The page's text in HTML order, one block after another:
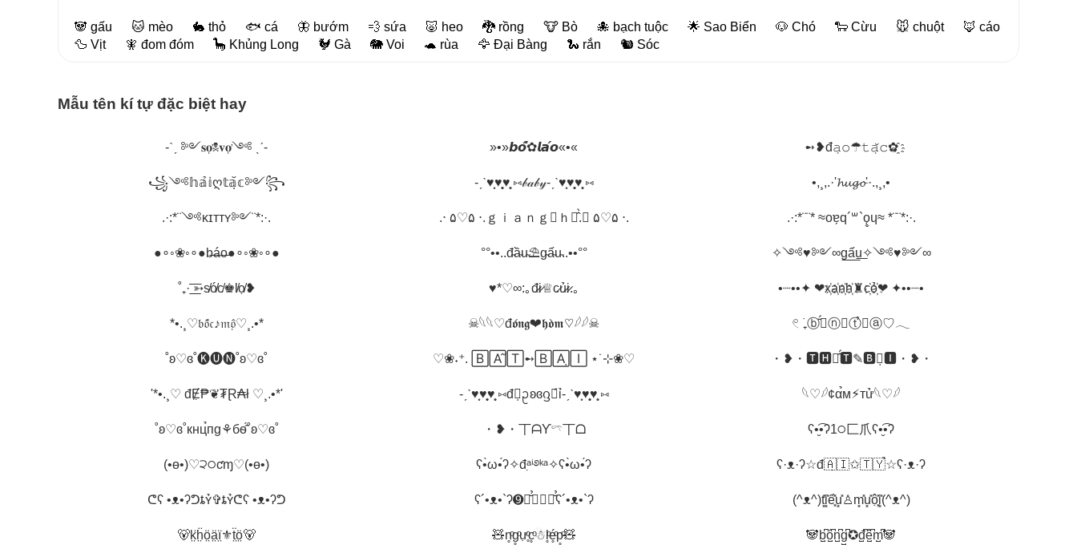
🐼 gấu 🐱 mèo 🐇 thỏ 🐟 cá 🦋 bướm 💨 sứa 🐷 heo 🐉 rồng 🐮 Bò 🐙 bạch tuộc 🌟 Sao Biển 🐶 Chó 🐑 Cừu 🐭 chuột
🦊 cáo
🦆 Vịt
🧚 đom đóm 🦕 Khủng Long 🐓 Gà 🐘 Voi 🐢 rùa 🦅 Đại Bàng 🐍 rắn 🐿️ Sóc
Mẫu tên kí tự đặc biệt hay
-ˋˏ ༻𝐬𝐨̛̣☠𝐯𝐨̛̣༺ ˎˊ- »•»𝙗𝙤̂́✿𝙡𝙖́𝙤«•« ➻❥đ𝚊̣𝚘☂𝚝𝚊̣̆𝚌✿҈
꧁༺𝕙𝕒̉𝕚ღ𝕥𝕒̣̆𝕔༻꧂ -ˏˋ♥̩͙♥̩̩̥͙♥̩̥̩ ⑅𝒷𝒶𝒷𝓎-ˏˋ♥̩͙♥̩̩̥͙♥̩̥̩ ⑅ •,¸,.·'𝓱𝓾𝓰𝓸'·.,¸,•
.·:*¨༺ᴋɪᴛᴛʏ༻¨*:·. .⋅ ۵♡۵ ⋅.ｇｉａｎｇ☘ｈｏ̂̀.⋅ ۵♡۵ ⋅. .·:*¨¨* ≈oɐ̗q´꒳`ǫ̬ɥ≈ *¨¨*:·.
●∘◦❀◦∘●b̶á̶o̶●∘◦❀◦∘● °°••..đ̴ầ̴u̴⛱g̴ấ̴u̴..••°° ✧༺♥༻∞g͟ấ͟u͟✧༺♥༻∞
˚₊· ͟͟͞͞➳s̸ó̸c̸♚l̸ọ̸❥ ♥*♡∞:｡đ̷i̷♕c̷ủ̷i̷.｡ •┈••✦ ❤x҉a҉n҉h҉♜c҉ỏ҉❤ ✦••┈•
*•.¸♡𝔟𝔬̂́𝔠♪𝔪𝔬̣̂♡¸.•* ☠︎𓆩𓆩♡đ𝖔́𝖓𝖌❤𝖍𝖔̀𝖒♡𓆪𓆪☠︎ 𓏲 ࣪₊ⓑⓐ̆́ⓝ✼ⓣⓘ̉ⓐ♡𓂃
˚ʚ♡ɞ˚🅚🅤🅝˚ʚ♡ɞ˚ ♡❀˖⁺. 🄱🄰̂́🅃➻🄱🄰̣🄸 ⋆˙⊹❀♡ ・❥・🆃🅷🅰̂́🆃✎🅱🅰̣🅸・❥・
'*•.¸♡ đɆ̣₱❦₮Ɽ₳ł ♡¸.•*' -ˏˋ♥̩͙♥̩̩̥͙♥̩̥̩ ⑅đꫀ̣ᩏʚɞᦋꪖ́ỉ-ˏˋ♥̩͙♥̩̩̥͙♥̩̥̩ ⑅ 𓆩♡𓆪¢α̉м⚡︎тử𓆩♡𓆪
˚ʚ♡ɞ˚кнц̉пg⚘бѳ̂́˚ʚ♡ɞ˚ ・❥・丅ᗩƳ𓍼丅ᗝ ʕ•̮͡•ʔ1੦匚爪ʕ•̮͡•ʔ
(•ө•)♡੨੦ƈɱ♡(•ө•) ʕ•̀ω•́ʔ✧đᵃ̣ⁱ࿔ᵏᵃ✧ʕ•̀ω•́ʔ ʕ·ᴥ·ʔ☆đ🇦‌̣🇮‌✩🇹‌🇾‌̉☆ʕ·ᴥ·ʔ
ᕦʕ •ᴥ•ʔᕤȶʏ̉✞ȶʏ̉ᕦʕ •ᴥ•ʔᕤ ʕ´•ᴥ•`ʔ➒ꍏ̆̉☭➒ꍏ̆̉ʕ´•ᴥ•`ʔ (^ᴥ^)t͓̽i͓̽ể͓̽u͓̽♙m͓̽u͓̽ộ͓̽i͓̽(^ᴥ^)
🐻k̤̈ḧ̤ö̤ä̤ï̤⚜ẗ̤ö̤🐻 🧸n̥ͦg̥ͦự̥ͦc̥ͦ☃l̥ͦé̥ͦp̥ͦ🧸 🐼b̺͆ó̺͆n̺͆g̺͆✪đ̺͆ê̺͆m̺͆🐼